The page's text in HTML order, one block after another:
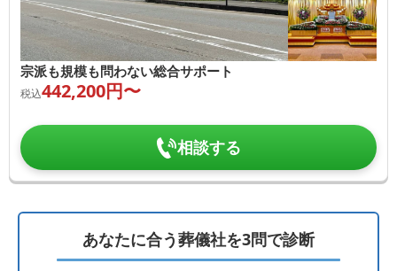
宗派も規模も問わない総合サポート
税込442,200円〜
相談する
あなたに合う葬儀社を3問で診断